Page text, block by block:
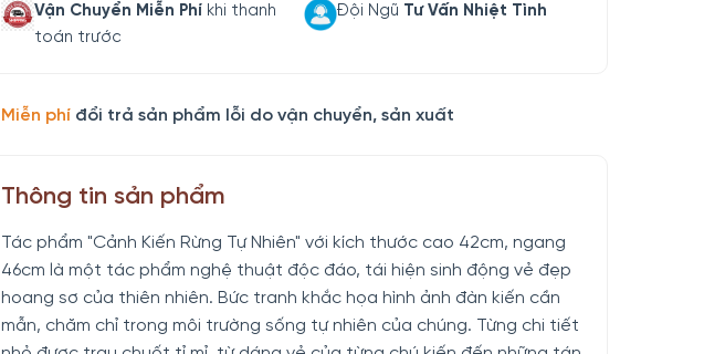
Vận Chuyển Miễn Phí khi thanh
toán trước
Đội Ngũ Tư Vấn Nhiệt Tình
Miễn phí đổi trả sản phẩm lỗi do vận chuyển, sản xuất
Thông tin sản phẩm
Tác phẩm "Cảnh Kiến Rừng Tự Nhiên" với kích thước cao 42cm, ngang
46cm là một tác phẩm nghệ thuật độc đáo, tái hiện sinh động vẻ đẹp
hoang sơ của thiên nhiên. Bức tranh khắc họa hình ảnh đàn kiến cần
mẫn, chăm chỉ trong môi trường sống tự nhiên của chúng. Từng chi tiết